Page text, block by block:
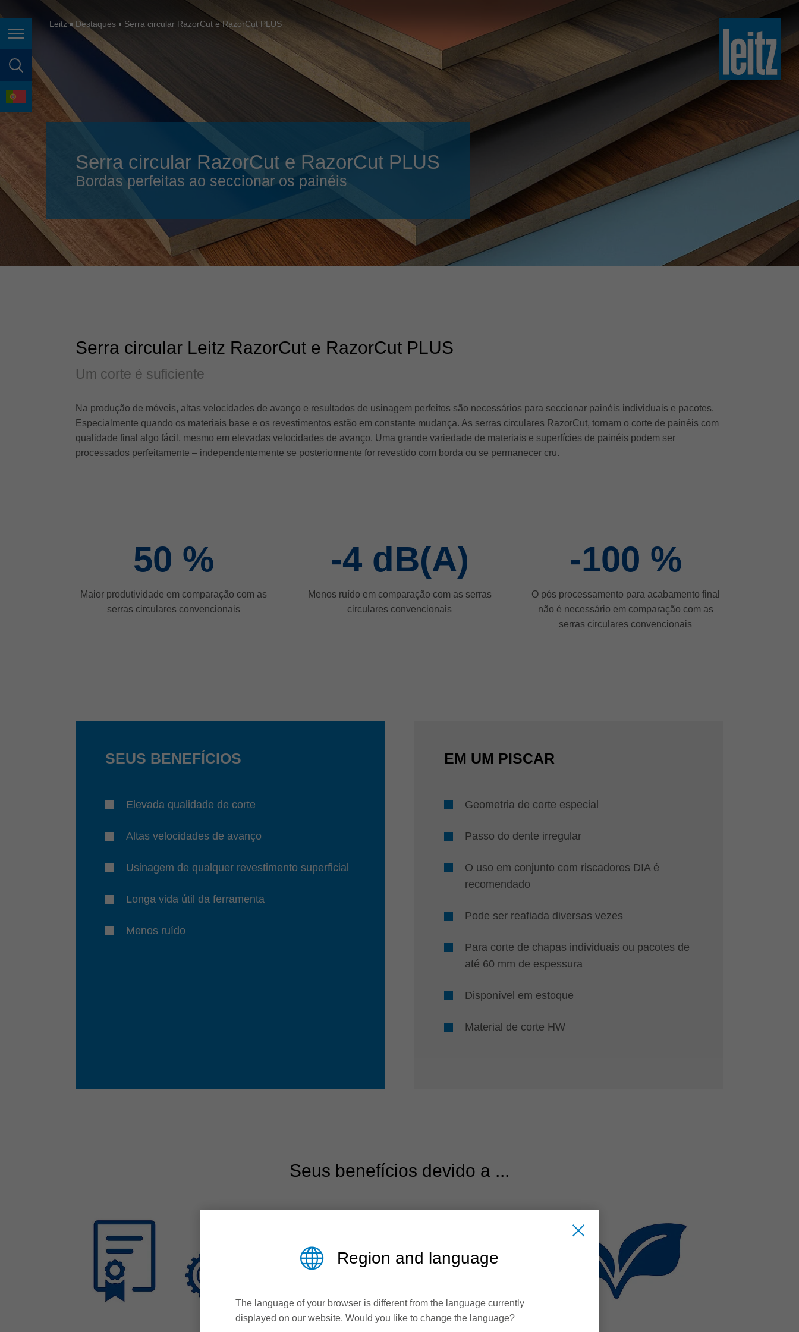
Page navigation
page search
language
France français
english
italiano
India
Japan (日本) 日本語
Lietuva
Magyarország magyar
Malaysia english
México
english
Taiwan
Türkiye türkçe
USA english
Việt Nam
ไทย
Україна yкраїнська
Leitz Destaques Serra circular RazorCut e RazorCut PLUS
Serra circular RazorCut e RazorCut PLUS
Bordas perfeitas ao seccionar os painéis
Serra circular Leitz RazorCut e RazorCut PLUS
Um corte é suficiente
Na produção de móveis, altas velocidades de avanço e resultados de usinagem perfeitos são necessários para seccionar painéis individuais e pacotes.
Especialmente quando os materiais base e os revestimentos estão em constante mudança. As serras circulares RazorCut, tornam o corte de painéis com
qualidade final algo fácil, mesmo em elevadas velocidades de avanço. Uma grande variedade de materiais e superfícies de painéis podem ser
processados ​​perfeitamente – independentemente se posteriormente for revestido com borda ou se permanecer cru.
50 %
Maior produtividade em comparação com as
serras circulares convencionais
-4 dB(A)
Menos ruído em comparação com as serras
circulares convencionais
-100 %
O pós processamento para acabamento final
não é necessário em comparação com as
serras circulares convencionais
SEUS BENEFÍCIOS
Elevada qualidade de corte
Altas velocidades de avanço
Usinagem de qualquer revestimento superficial
Longa vida útil da ferramenta
Menos ruído
EM UM PISCAR
Geometria de corte especial
Passo do dente irregular
O uso em conjunto com riscadores DIA é
recomendado
Pode ser reafiada diversas vezes
Para corte de chapas individuais ou pacotes de
até 60 mm de espessura
Disponível em estoque
Material de corte HW
Seus benefícios devido a ...
Region and language
The language of your browser is different from the language currently
displayed on our website. Would you like to change the language?